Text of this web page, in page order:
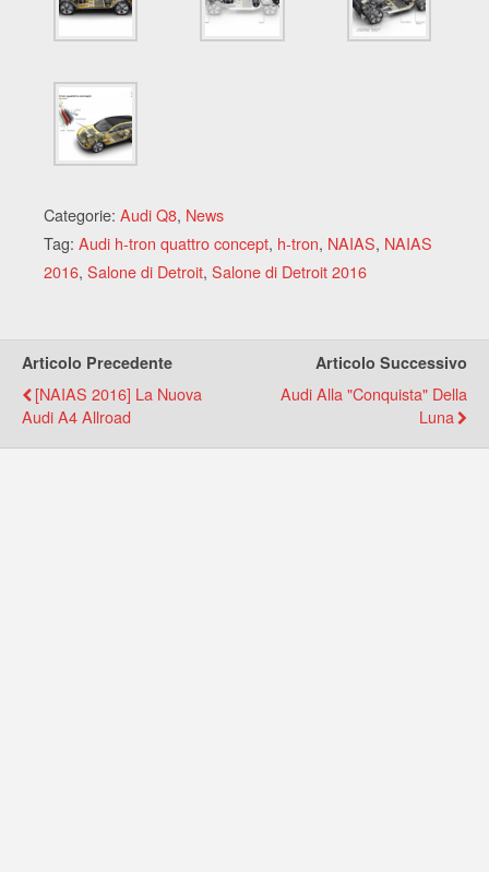
Categorie: Audi Q8, News
Tag: Audi h-tron quattro concept, h-tron, NAIAS, NAIAS
2016, Salone di Detroit, Salone di Detroit 2016
Articolo Precedente
[NAIAS 2016] La Nuova
Audi A4 Allroad
Articolo Successivo
Audi Alla "conquista" Della
Luna